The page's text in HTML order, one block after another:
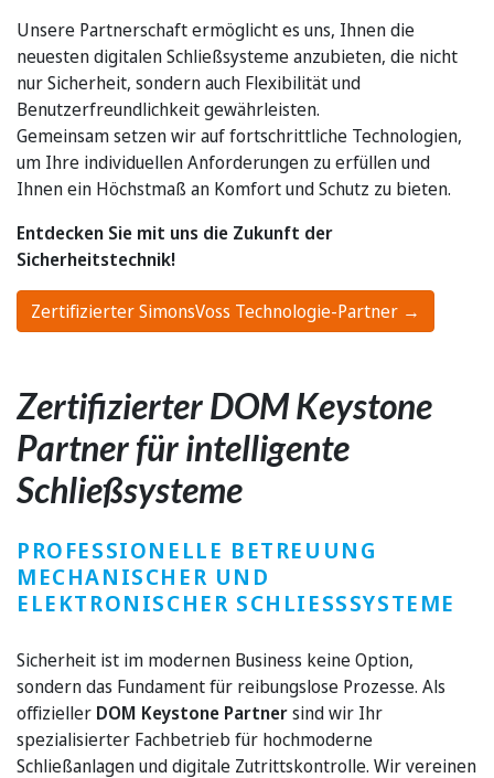
Unsere Partnerschaft ermöglicht es uns, Ihnen die
neuesten digitalen Schließsysteme anzubieten, die nicht
nur Sicherheit, sondern auch Flexibilität und
Benutzerfreundlichkeit gewährleisten.
Gemeinsam setzen wir auf fortschrittliche Technologien,
um Ihre individuellen Anforderungen zu erfüllen und
Ihnen ein Höchstmaß an Komfort und Schutz zu bieten.
Entdecken Sie mit uns die Zukunft der
Sicherheitstechnik!
Zertifizierter SimonsVoss Technologie-Partner →
Zertifizierter DOM Keystone
Partner für intelligente
Schließsysteme
PROFESSIONELLE BETREUUNG
MECHANISCHER UND
ELEKTRONISCHER SCHLIESSSYSTEME
Sicherheit ist im modernen Business keine Option,
sondern das Fundament für reibungslose Prozesse. Als
offizieller DOM Keystone Partnersind wir Ihr
spezialisierter Fachbetrieb für hochmoderne
Schließanlagen und digitale Zutrittskontrolle. Wir vereinen